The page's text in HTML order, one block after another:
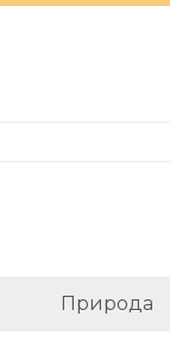
Природа